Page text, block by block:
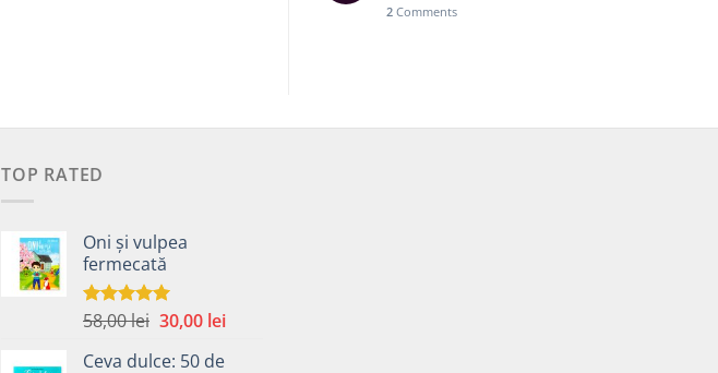
2Comments
TOP RATED
Oni și vulpea
fermecată
Evaluat la
58,00lei Prețul
a
30,00 leiPrețul
este:
Ceva dulce: 50 de